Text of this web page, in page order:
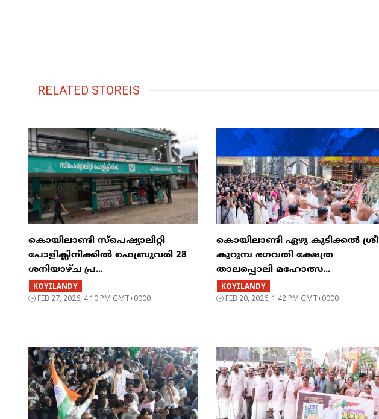
RELATED STOREIS
കൊയിലാണ്ടി സ്പെഷ്യാലിറ്റി
പോളിക്ലിനിക്കിൽ ഫെബ്രുവരി 28
ശനിയാഴ്ച പ്ര...
KOYILANDY
FEB 27, 2026, 4:10 PM GMT+0000
കൊയിലാണ്ടി ഏഴു കുടിക്കൽ ശ്രീ
കുറുമ്പ ഭഗവതി ക്ഷേത്ര
താലപ്പൊലി മഹോത്സ...
KOYILANDY
FEB 20, 2026, 1:42 PM GMT+0000